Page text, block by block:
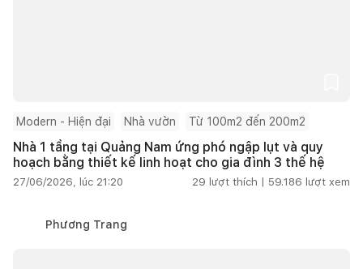
Modern - Hiện đại Nhà vườn Từ 100m2 đến 200m2
Nhà 1 tầng tại Quảng Nam ứng phó ngập lụt và quy
hoạch bằng thiết kế linh hoạt cho gia đình 3 thế hệ
27/06/2026, lúc 21:20 29 lượt thích | 59.186 lượt xem
Phương Trang